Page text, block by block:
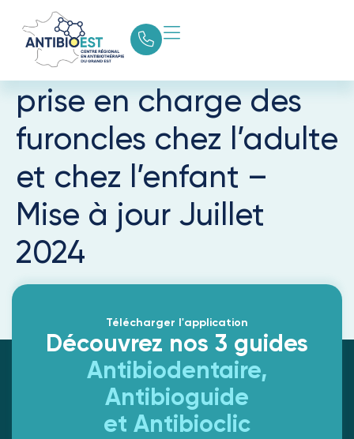
Choix et durées
d’antibiothérapies :
prise en charge des
furoncles chez l’adulte
et chez l’enfant –
Mise à jour Juillet
2024
Télécharger l'application
Découvrez nos 3 guides
Antibiodentaire,
Antibioguide
et Antibioclic